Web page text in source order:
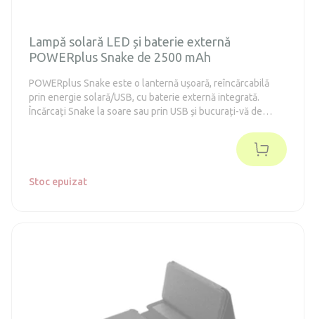
Lampă solară LED și baterie externă
POWERplus Snake de 2500 mAh
POWERplus Snake este o lanternă ușoară, reîncărcabilă
prin energie solară/USB, cu baterie externă integrată.
Încărcați Snake la soare sau prin USB și bucurați-vă de
internă cu o capacitate de 2.500 mAh (înlocuibilă la sfârșitul
duratei de viață) asigură o durată lungă de iluminare și
poate fi utilizată și pentru încărcarea telefonului mobil.
Stoc epuizat